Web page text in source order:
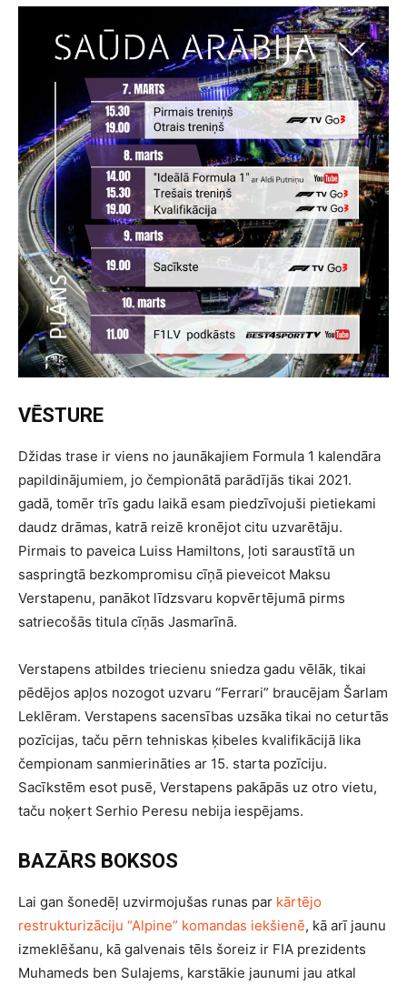
VĒSTURE
Džidas trase ir viens no jaunākajiem Formula 1 kalendāra
papildinājumiem, jo čempionātā parādījās tikai 2021.
gadā, tomēr trīs gadu laikā esam piedzīvojuši pietiekami
daudz drāmas, katrā reizē kronējot citu uzvarētāju.
Pirmais to paveica Luiss Hamiltons, ļoti saraustītā un
saspringtā bezkompromisu cīņā pieveicot Maksu
Verstapenu, panākot līdzsvaru kopvērtējumā pirms
satriecošās titula cīņās Jasmarīnā.
Verstapens atbildes triecienu sniedza gadu vēlāk, tikai
pēdējos apļos nozogot uzvaru “Ferrari” braucējam Šarlam
Leklēram. Verstapens sacensības uzsāka tikai no ceturtās
pozīcijas, taču pērn tehniskas ķibeles kvalifikācijā lika
čempionam sanmierināties ar 15. starta pozīciju.
Sacīkstēm esot pusē, Verstapens pakāpās uz otro vietu,
taču noķert Serhio Peresu nebija iespējams.
BAZĀRS BOKSOS
Lai gan šonedēļ uzvirmojušas runas par kārtējo
restrukturizāciju “Alpine” komandas iekšienē, kā arī jaunu
izmeklēšanu, kā galvenais tēls šoreiz ir FIA prezidents
Muhameds ben Sulajems, karstākie jaunumi jau atkal